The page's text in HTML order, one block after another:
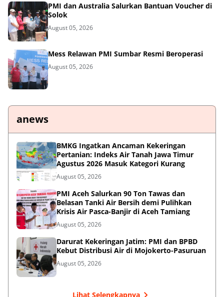
PMI dan Australia Salurkan Bantuan Voucher di
Solok
August 05, 2026
Mess Relawan PMI Sumbar Resmi Beroperasi
August 05, 2026
anews
BMKG Ingatkan Ancaman Kekeringan
Pertanian: Indeks Air Tanah Jawa Timur
Agustus 2026 Masuk Kategori Kurang
August 05, 2026
PMI Aceh Salurkan 90 Ton Tawas dan
Belasan Tanki Air Bersih demi Pulihkan
Krisis Air Pasca-Banjir di Aceh Tamiang
August 05, 2026
Darurat Kekeringan Jatim: PMI dan BPBD
Kebut Distribusi Air di Mojokerto-Pasuruan
August 05, 2026
Lihat Selengkapnya